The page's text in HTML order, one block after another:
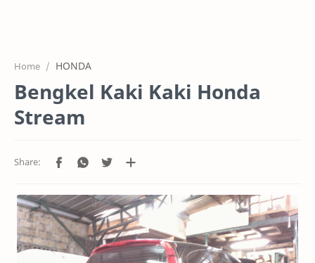
PROJEK
SERVICE
RTL MODE
Home HONDA
Bengkel Kaki Kaki Honda
Stream